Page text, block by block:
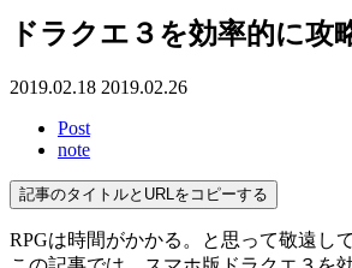
ドラクエ３を効率的に攻
2019.02.18 2019.02.26
Post
note
記事のタイトルとURLをコピーする
RPGは時間がかかる。と思って敬遠し